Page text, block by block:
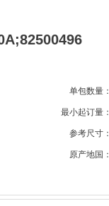
单包数量：
最小起订量：
参考尺寸：
原产地国：